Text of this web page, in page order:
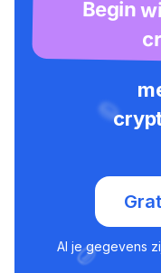
Begin
Al je gegevens